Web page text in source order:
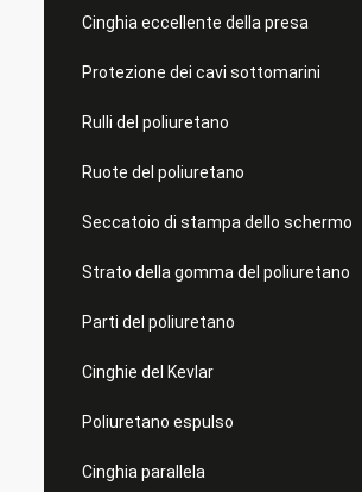
Cinghia eccellente della presa
Protezione dei cavi sottomarini
Rulli del poliuretano
Ruote del poliuretano
Seccatoio di stampa dello schermo
Strato della gomma del poliuretano
Parti del poliuretano
Cinghie del Kevlar
Poliuretano espulso
Cinghia parallela